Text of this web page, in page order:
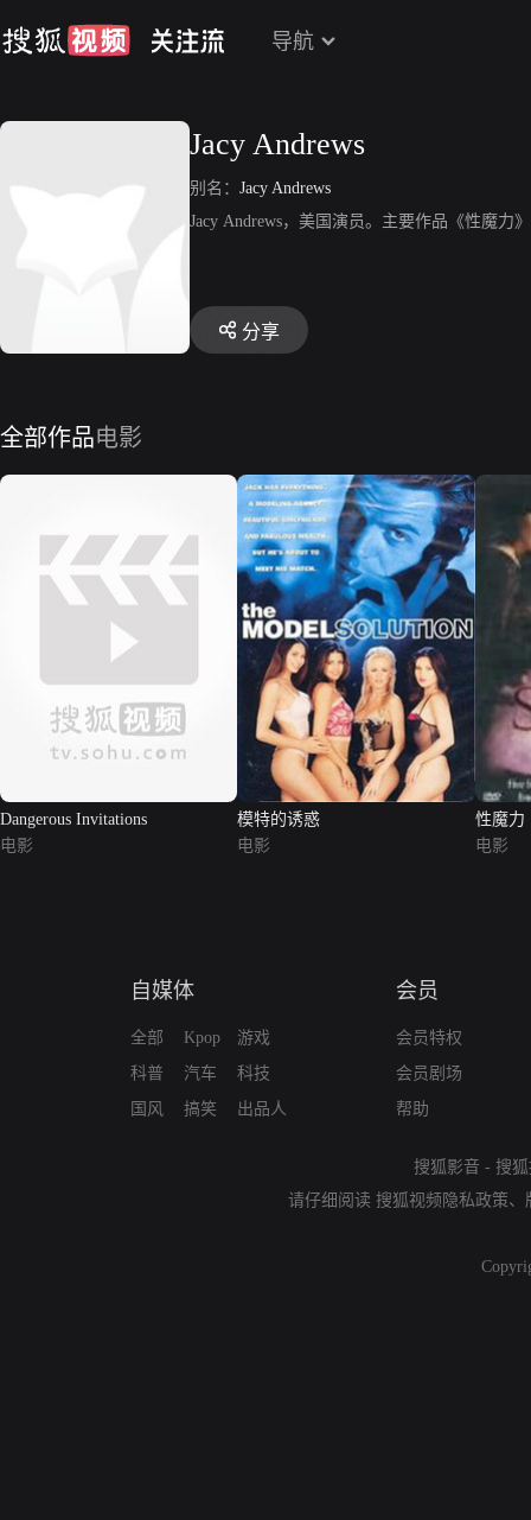
导航
Jacy Andrews
别名： Jacy Andrews
Jacy Andrews，美国演员。主要作品《性魔力
分享
全部作品电影
Dangerous Invitations
电影
模特的诱惑
电影
性魔力
电影
自媒体
全部
科普
国风
Kpop
汽车
搞笑
游戏
科技
出品人
会员
会员特权
会员剧场
帮助
搜狐影音 - 搜
请仔细阅读 搜狐视频隐私政策、